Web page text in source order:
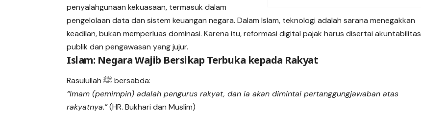
penyalahgunaan kekuasaan, termasuk dalam
pengelolaan data dan sistem keuangan negara. Dalam Islam, teknologi adalah sarana menegakkan
keadilan, bukan memperluas dominasi. Karena itu, reformasi digital pajak harus disertai akuntabilitas
publik dan pengawasan yang jujur.
Islam: Negara Wajib Bersikap Terbuka kepada Rakyat
Rasulullah ﷺ bersabda:
“Imam (pemimpin) adalah pengurus rakyat, dan ia akan dimintai pertanggungjawaban atas
rakyatnya.”(HR. Bukhari dan Muslim)